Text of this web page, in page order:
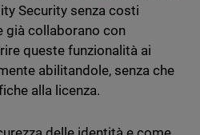
Security senza costi
già collaborano con
queste funzionalità ai
abilitandole, senza che
alla licenza.